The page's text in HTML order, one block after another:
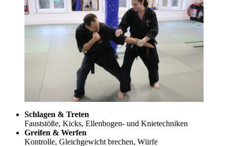
Schlagen & Treten
Fauststöße, Kicks, Ellenbogen- und Knietechniken
Greifen & Werfen
Kontrolle, Gleichgewicht brechen, Würfe